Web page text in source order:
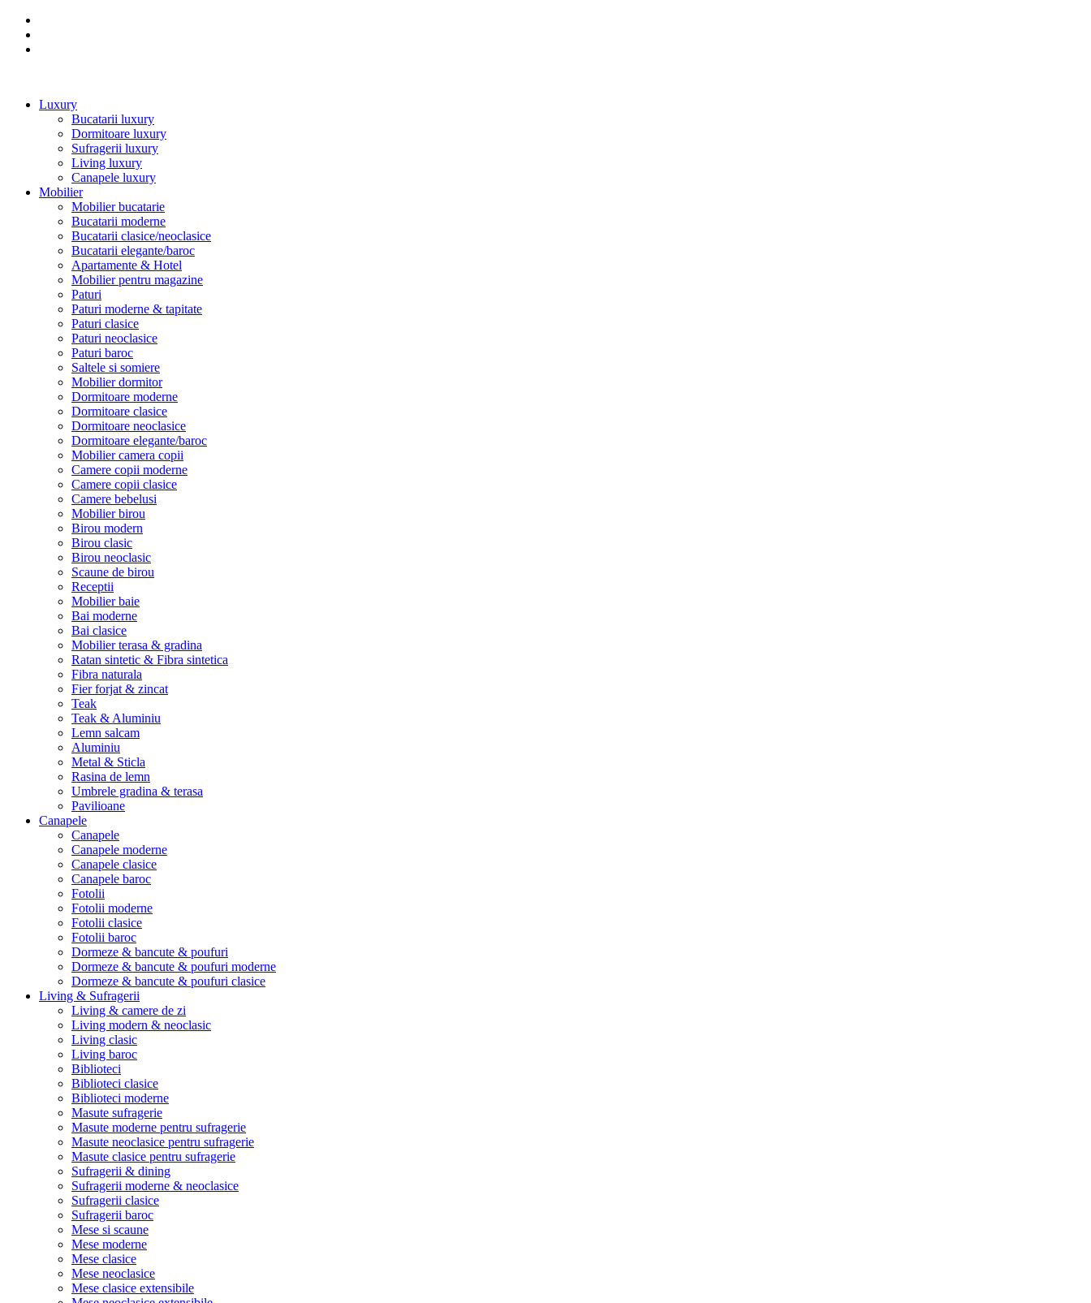
Luxury
Bucatarii luxury
Dormitoare luxury
Sufragerii luxury
Living luxury
Canapele luxury
Mobilier
Mobilier bucatarie
Bucatarii moderne
Bucatarii clasice/neoclasice
Bucatarii elegante/baroc
Apartamente & Hotel
Mobilier pentru magazine
Paturi
Paturi moderne & tapitate
Paturi clasice
Paturi neoclasice
Paturi baroc
Saltele si somiere
Mobilier dormitor
Dormitoare moderne
Dormitoare clasice
Dormitoare neoclasice
Dormitoare elegante/baroc
Mobilier camera copii
Camere copii moderne
Camere copii clasice
Camere bebelusi
Mobilier birou
Birou modern
Birou clasic
Birou neoclasic
Scaune de birou
Receptii
Mobilier baie
Bai moderne
Bai clasice
Mobilier terasa & gradina
Ratan sintetic & Fibra sintetica
Fibra naturala
Fier forjat & zincat
Teak
Teak & Aluminiu
Lemn salcam
Aluminiu
Metal & Sticla
Rasina de lemn
Umbrele gradina & terasa
Pavilioane
Canapele
Canapele
Canapele moderne
Canapele clasice
Canapele baroc
Fotolii
Fotolii moderne
Fotolii clasice
Fotolii baroc
Dormeze & bancute & poufuri
Dormeze & bancute & poufuri moderne
Dormeze & bancute & poufuri clasice
Living & Sufragerii
Living & camere de zi
Living modern & neoclasic
Living clasic
Living baroc
Biblioteci
Biblioteci clasice
Biblioteci moderne
Masute sufragerie
Masute moderne pentru sufragerie
Masute neoclasice pentru sufragerie
Masute clasice pentru sufragerie
Sufragerii & dining
Sufragerii moderne & neoclasice
Sufragerii clasice
Sufragerii baroc
Mese si scaune
Mese moderne
Mese clasice
Mese neoclasice
Mese clasice extensibile